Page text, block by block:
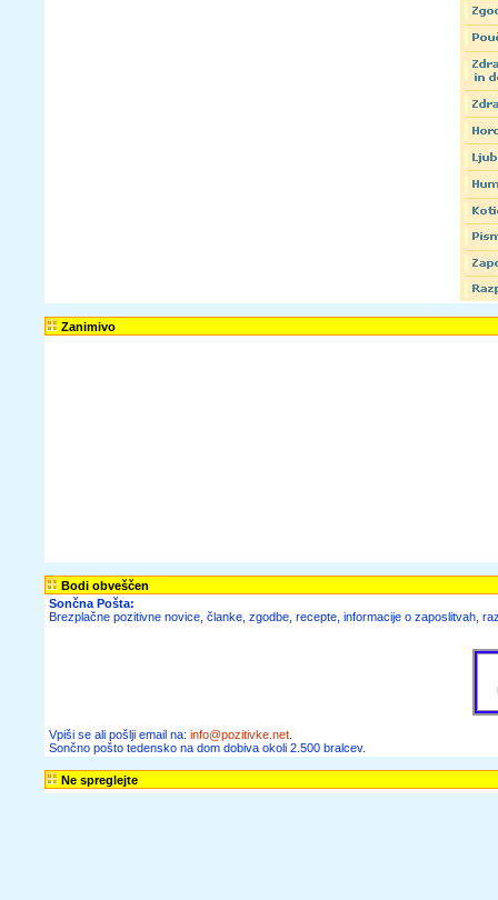
Zanimivo
Bodi obveščen
Sončna Pošta:
Brezplačne pozitivne novice, članke, zgodbe, recepte, informacije o zaposlitvah,
Vpiši se ali pošlji email na: info@pozitivke.net
Sončno pošto tedensko na dom dobiva okoli 2.500 bralcev.
Ne spreglejte